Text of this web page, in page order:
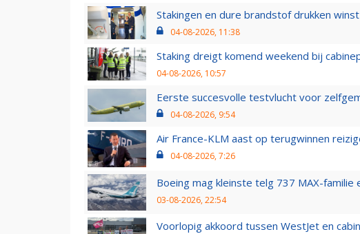
Stakingen en dure brandstof drukken
04-08-2026, 11:38
Staking dreigt komend weekend bij
04-08-2026, 10:57
Eerste succesvolle testvlucht voor
04-08-2026, 9:54
Air France-KLM aast op terugwinnen
04-08-2026, 7:26
Boeing mag kleinste telg 737 MAX-familie
03-08-2026, 22:54
Voorlopig akkoord tussen WestJet en